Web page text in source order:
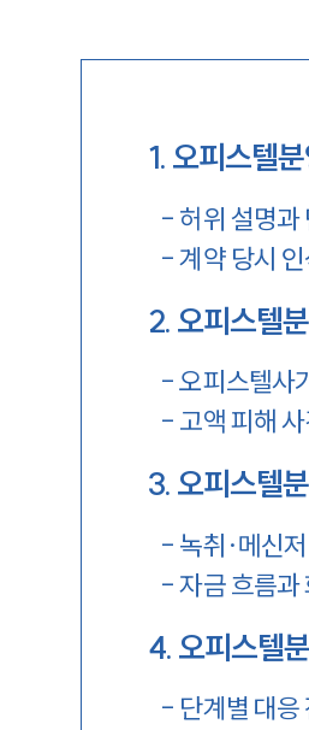
1. 오피스텔
- 허위 설명과
-계약 당시
2. 오피스텔
-오피스텔사
- 고액 피해
3. 오피스텔
- 녹취·메신
-자금 흐름과
4. 오피스텔
- 단계별 대응